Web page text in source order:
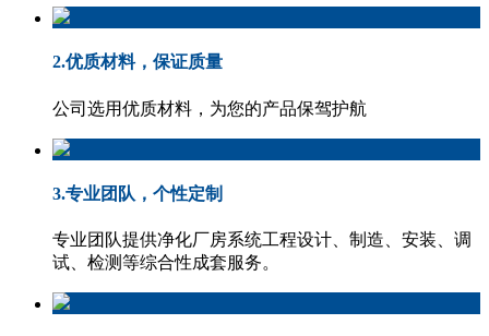
2.优质材料，保证质量
公司选用优质材料，为您的产品保驾护航
3.专业团队，个性定制
专业团队提供净化厂房系统工程设计、制造、安装、调
试、检测等综合性成套服务。